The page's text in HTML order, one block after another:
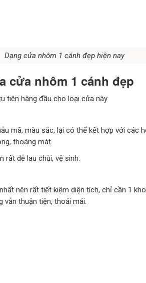
Dạng cửa nhôm 1 cánh đẹp hiện nay
cửa nhôm 1 cánh đẹp
tiên hàng đầu cho loại cửa này
mã, màu sắc, lại có thể kết hợp với các
thoáng mát.
rất dễ lau chùi, vệ sinh.
nên rất tiết kiệm diện tích, chỉ cần 1
vẫn thuận tiện, thoải mái.